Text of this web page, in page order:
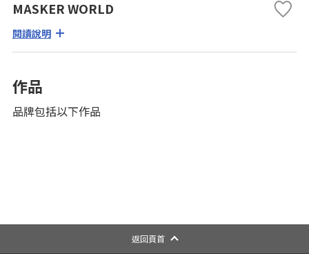
MASKER WORLD
閱讀說明
作品
品牌包括以下作品
返回頁首